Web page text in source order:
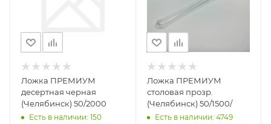
Ложка ПРЕМИУМ
десертная черная
(Челябинск) 50/2000
Есть в наличии: 150
Ложка ПРЕМИУМ
столовая прозр.
(Челябинск) 50/1500/
Есть в наличии: 4749